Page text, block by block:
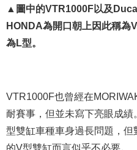
▲圖中的VTR1000F以及
HONDA為開口朝上因此稱為
為L型。
VTR1000F也曾經在
耐賽事，但並未寫下亮眼成
型雙缸車種車身過長問題，
的V型雙缸而言似乎不必要。